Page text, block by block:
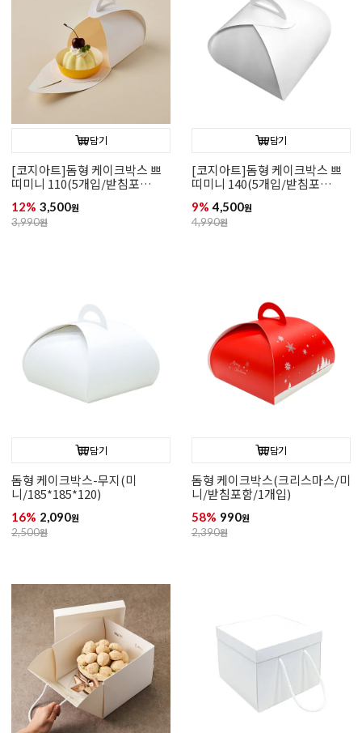
담기
[코지아트]돔형 케이크박스 쁘
띠미니 110(5개입/받침포
12% 3,500원
3,990원
담기
[코지아트]돔형 케이크박스 쁘
띠미니 140(5개입/받침포
9% 4,500원
4,990원
담기
돔형 케이크박스-무지(미
니/185*185*120)
16% 2,090원
2,500원
담기
돔형 케이크박스(크리스마스/미
니/받침포함/1개입)
58% 990원
2,390원